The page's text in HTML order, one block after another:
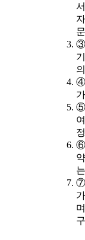
③
④
⑤
⑥
⑦